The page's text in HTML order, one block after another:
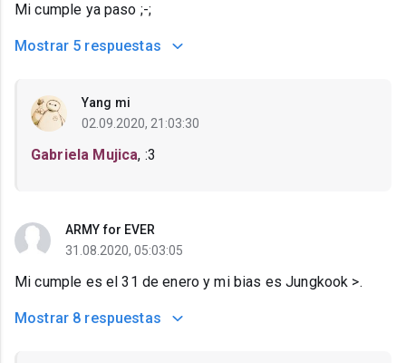
Mi cumple ya paso ;-;
Mostrar 5 respuestas
Yang mi
02.09.2020, 21:03:30
Gabriela Mujica, :3
ARMY for EVER
31.08.2020, 05:03:05
Mi cumple es el 31 de enero y mi bias es Jungkook >.
Mostrar 8 respuestas